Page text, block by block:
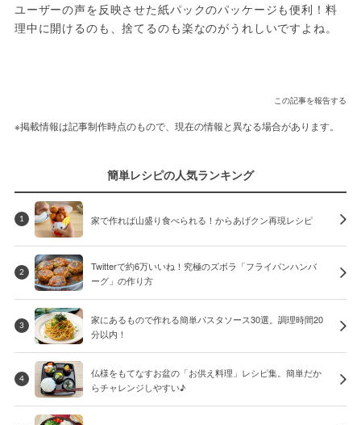
ユーザーの声を反映させた紙パックのパッケージも便利！料
理中に開けるのも、捨てるのも楽なのがうれしいですよね。
この記事を報告する
※掲載情報は記事制作時点のもので、現在の情報と異なる場合があります。
簡単レシピの人気ランキング
1 家で作れば山盛り食べられる！からあげクン再現レシピ
2
Twitterで約6万いいね！究極のズボラ「フライパンハンバ
ーグ」の作り方
3
家にあるもので作れる簡単パスタソース30選。調理時間20
分以内！
4
仏様をもてなすお盆の「お供え料理」レシピ集。簡単だか
らチャレンジしやすい♪